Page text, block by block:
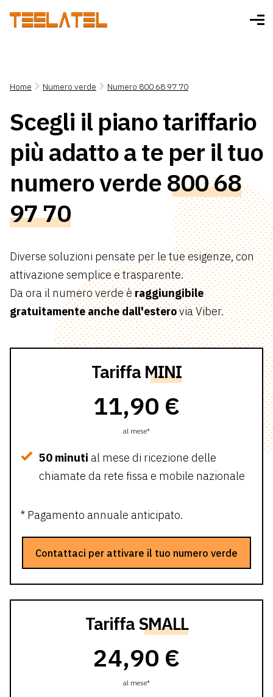
Home Numero verde Numero 800 68 97 70
Scegli il piano tariffario
più adatto a te per il tuo
numero verde800 68
97 70
Diverse soluzioni pensate per le tue esigenze, con
attivazione semplice e trasparente.
Da ora il numero verde èraggiungibile
gratuitamente anche dall'esterovia Viber.
Tariffa MINI
11,90 €
al mese*
50 minuti al mese di ricezione delle
chiamate da rete fissa e mobile nazionale
* Pagamento annuale anticipato.
Contattaci per attivare il tuo numero verde
TariffaSMALL
24,90 €
al mese*